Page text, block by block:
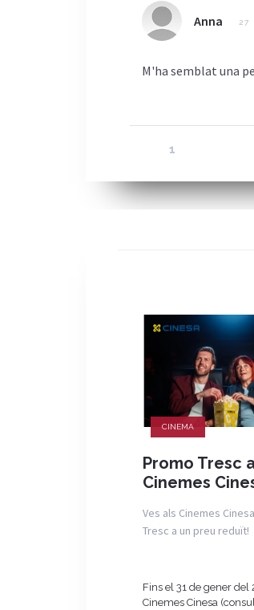
Anna 27
M'ha semblat una
1
CINEMA
Promo Tresc
Cinemes
Ves als Cinemes
Tresc a un preu reduït!
Fins el 31 de gener del
Cinemes Cinesa